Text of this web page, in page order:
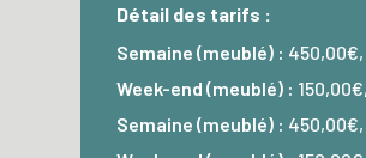
Détail des tarifs :
Semaine (meublé) : 450,00€,
Week-end (meublé) : 150,00€,
Semaine (meublé) : 450,00€,